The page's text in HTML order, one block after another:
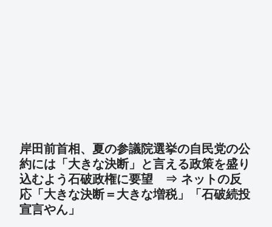
岸田前首相、夏の参議院選挙の自民党の公
約には「大きな決断」と言える政策を盛り
込むよう石破政権に要望 ⇒ ネットの反
応「大きな決断＝大きな増税」「石破続投
宣言やん」